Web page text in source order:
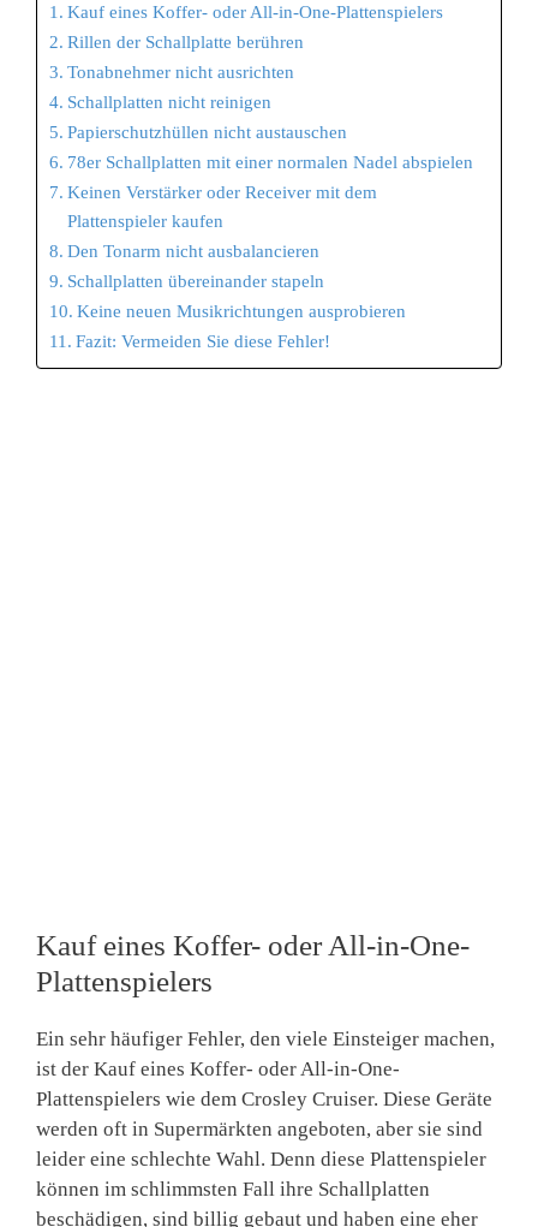
Kauf eines Koffer- oder All-in-One-Plattenspielers
Rillen der Schallplatte berühren
Tonabnehmer nicht ausrichten
Schallplatten nicht reinigen
Papierschutzhüllen nicht austauschen
78er Schallplatten mit einer normalen Nadel abspielen
Keinen Verstärker oder Receiver mit dem
Plattenspieler kaufen
Den Tonarm nicht ausbalancieren
Schallplatten übereinander stapeln
Keine neuen Musikrichtungen ausprobieren
Fazit: Vermeiden Sie diese Fehler!
Kauf eines Koffer- oder All-in-One-
Plattenspielers
Ein sehr häufiger Fehler, den viele Einsteiger machen,
ist der Kauf eines Koffer- oder All-in-One-
Plattenspielers wie dem Crosley Cruiser. Diese Geräte
werden oft in Supermärkten angeboten, aber sie sind
leider eine schlechte Wahl. Denn diese Plattenspieler
können im schlimmsten Fall ihre Schallplatten
beschädigen, sind billig gebaut und haben eine eher